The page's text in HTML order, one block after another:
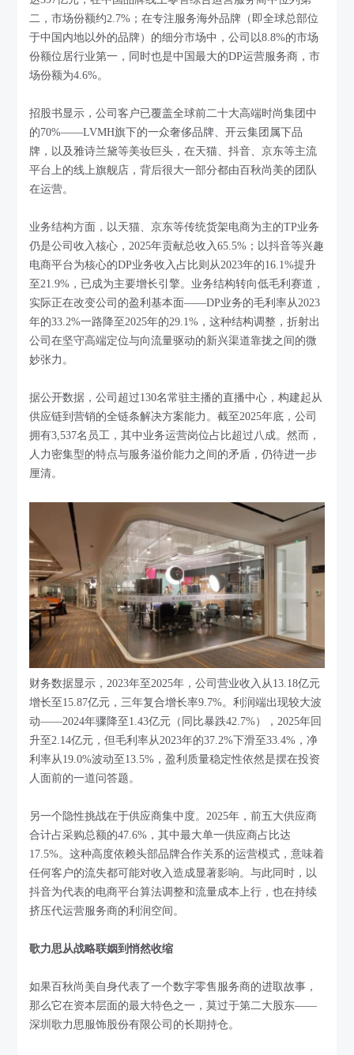
二，市场份额约2.7%；在专注服务海外品牌（即全球总部位
于中国内地以外的品牌）的细分市场中，公司以8.8%的市场
份额位居行业第一，同时也是中国最大的DP运营服务商，市
场份额为4.6%。
招股书显示，公司客户已覆盖全球前二十大高端时尚集团中
的70%——LVMH旗下的一众奢侈品牌、开云集团属下品
牌，以及雅诗兰黛等美妆巨头，在天猫、抖音、京东等主流
平台上的线上旗舰店，背后很大一部分都由百秋尚美的团队
在运营。
业务结构方面，以天猫、京东等传统货架电商为主的TP业务
仍是公司收入核心，2025年贡献总收入65.5%；以抖音等兴趣
电商平台为核心的DP业务收入占比则从2023年的16.1%提升
至21.9%，已成为主要增长引擎。业务结构转向低毛利赛道，
实际正在改变公司的盈利基本面——DP业务的毛利率从2023
年的33.2%一路降至2025年的29.1%，这种结构调整，折射出
公司在坚守高端定位与向流量驱动的新兴渠道靠拢之间的微
妙张力。
据公开数据，公司超过130名常驻主播的直播中心，构建起从
供应链到营销的全链条解决方案能力。截至2025年底，公司
拥有3,537名员工，其中业务运营岗位占比超过八成。然而，
人力密集型的特点与服务溢价能力之间的矛盾，仍待进一步
厘清。
财务数据显示，2023年至2025年，公司营业收入从13.18亿元
增长至15.87亿元，三年复合增长率9.7%。利润端出现较大波
动——2024年骤降至1.43亿元（同比暴跌42.7%），2025年回
升至2.14亿元，但毛利率从2023年的37.2%下滑至33.4%，净
利率从19.0%波动至13.5%，盈利质量稳定性依然是摆在投资
人面前的一道问答题。
另一个隐性挑战在于供应商集中度。2025年，前五大供应商
合计占采购总额的47.6%，其中最大单一供应商占比达
17.5%。这种高度依赖头部品牌合作关系的运营模式，意味着
任何客户的流失都可能对收入造成显著影响。与此同时，以
抖音为代表的电商平台算法调整和流量成本上行，也在持续
挤压代运营服务商的利润空间。
歌力思从战略联姻到悄然收缩
如果百秋尚美自身代表了一个数字零售服务商的进取故事，
那么它在资本层面的最大特色之一，莫过于第二大股东——
深圳歌力思服饰股份有限公司的长期持仓。